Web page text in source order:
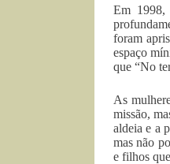
Em 1998,
foram
espaço
que “No
As
missão,
aldeia e a
mas não
e filhos